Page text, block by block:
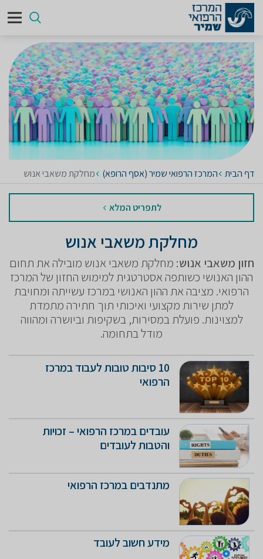
דף הבית המרכז הרפואי שמיר (אסף הרופא) מחלקת משאבי אנוש
לתפריט המלא
מחלקת משאבי אנוש
חזון משאבי אנוש: מחלקת משאבי אנוש מובילה את תחום
ההון האנושי כשותפה אסטרטגית למימוש החזון של המרכז
הרפואי. מציבה את ההון האנושי במרכז עשייתה ומחויבת
למתן שירות מקצועי ואיכותי תוך חתירה מתמדת
למצוינות. פועלת במסירות, בשקיפות וביושרה ומהווה
מודל בתחומה.
10 סיבות טובות לעבוד במרכז
הרפואי
עובדים במרכז הרפואי – זכויות
והטבות לעובדים
מתנדבים במרכז הרפואי
מידע חשוב לעובד